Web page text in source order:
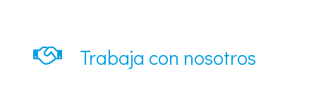
Trabaja con nosotros